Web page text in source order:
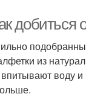
добиться
из
воду